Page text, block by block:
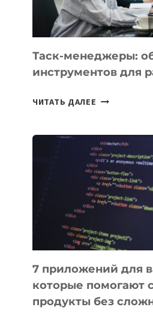
Таск-менеджеры:
инструментов для
ЧИТАТЬ ДАЛЕЕ ТАСК-
ПОЛЕЗНЫХ
ДЛЯ
РАБОТЫ
7 приложений для
которые помогают
продукты без